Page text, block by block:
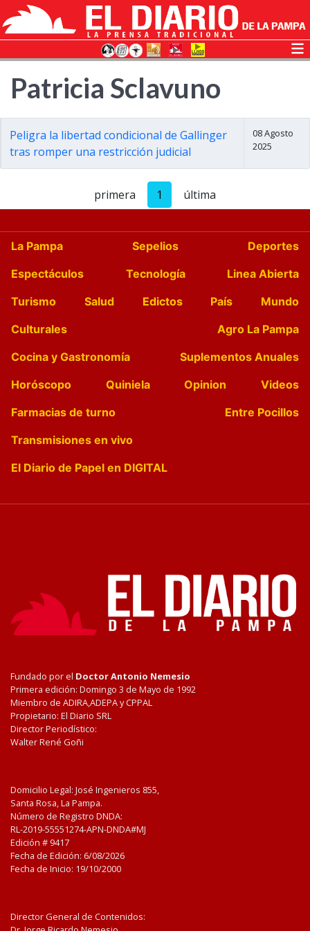
Patricia Sclavuno
Peligra la libertad condicional de Gallinger
tras romper una restricción judicial
08 Agosto
2025
primera 1 última
La Pampa Sepelios
Deportes
Espectáculos
Tecnología
Linea Abierta
Turismo
Salud Edictos País
Mundo
Culturales
Agro La Pampa
Cocina y Gastronomía
Suplementos Anuales
Horóscopo
Quiniela Opinion
Videos
Farmacias de turno
Entre Pocillos
Transmisiones en vivo
El Diario de Papel en DIGITAL
Fundado por el Doctor Antonio Nemesio
Primera edición: Domingo 3 de Mayo de 1992
Miembro de ADIRA,ADEPA y CPPAL
Propietario: El Diario SRL
Director Periodístico:
Walter René Goñi
Domicilio Legal: José Ingenieros 855,
Santa Rosa, La Pampa.
Número de Registro DNDA:
RL-2019-55551274-APN-DNDA#MJ
Edición # 9417
Fecha de Edición: 6/08/2026
Fecha de Inicio: 19/10/2000
Director General de Contenidos: